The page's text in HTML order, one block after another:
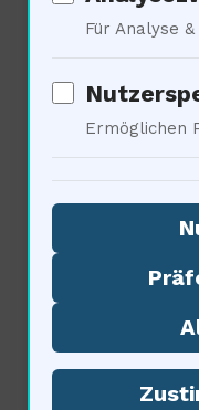
entwickelt.
können wir
unsere
oder
Fortschritt
Für Analyse
Ermöglichen